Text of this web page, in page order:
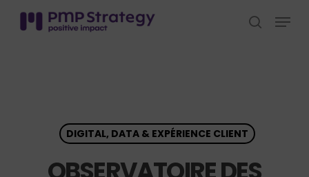
search
Menu
DIGITAL, DATA & EXPÉRIENCE CLIENT